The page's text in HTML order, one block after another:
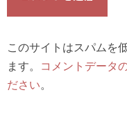
このサイトはスパムを
ます。 コメントデータ
ださい。